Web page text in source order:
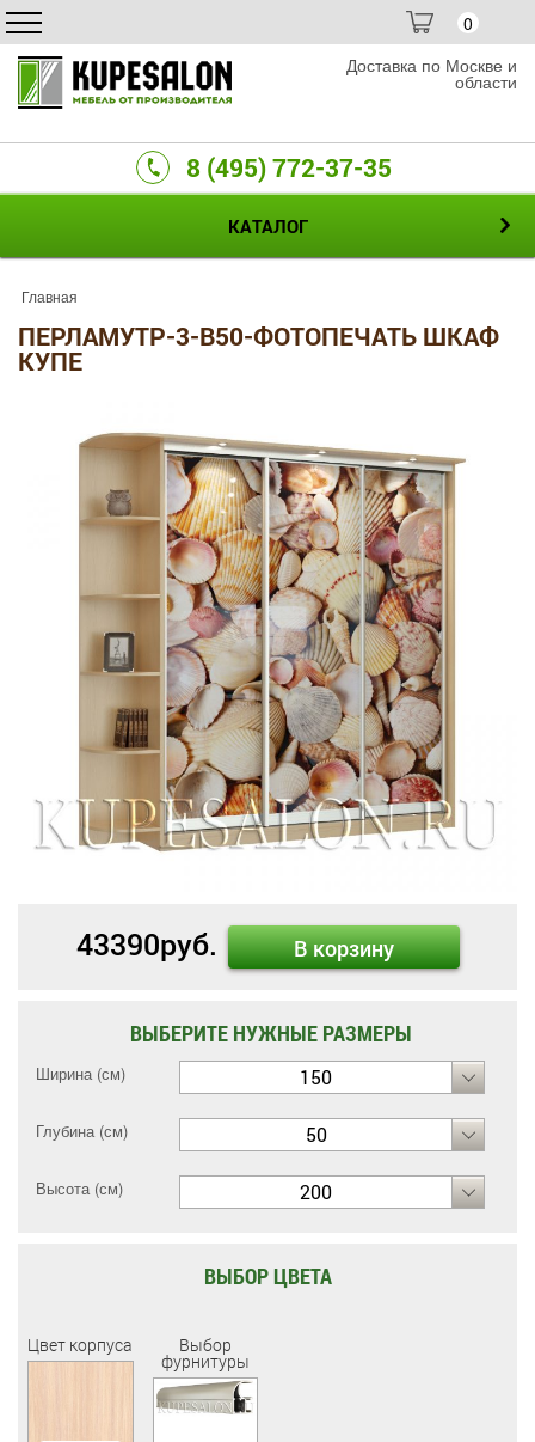
0
Доставка по Москве и
области
8 (495) 772-37-35
КАТАЛОГ
Главная
ПЕРЛАМУТР-3-B50-ФОТОПЕЧАТЬ ШКАФ
КУПЕ
43390руб. В корзину
ВЫБЕРИТЕ НУЖНЫЕ РАЗМЕРЫ
Ширина (см) 150
Глубина (см) 50
Высота (см) 200
ВЫБОР ЦВЕТА
Цвет корпуса Выбор
фурнитуры